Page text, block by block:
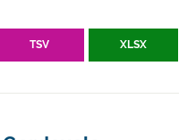
TSV XLSX